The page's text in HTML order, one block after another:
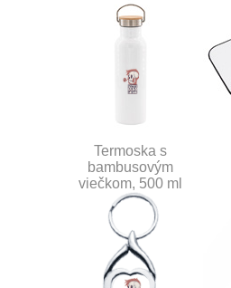
Termoska s
bambusovým
viečkom, 500 ml